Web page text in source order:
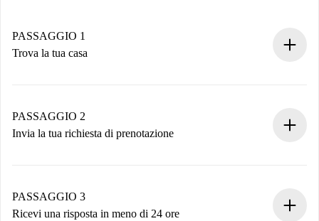
PASSAGGIO 1
Trova la tua casa
Hai tutte le informazioni necessarie in anticipo.
PASSAGGIO 2
Invia la tua richiesta di prenotazione
non accetta.
PASSAGGIO 3
Ricevi una risposta in meno di 24 ore